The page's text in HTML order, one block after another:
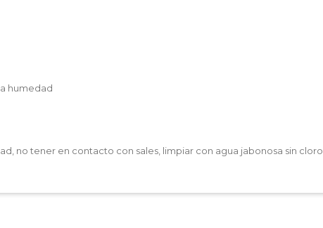
humedad
no tener en contacto con sales, limpiar con agua jabonosa sin cloro.